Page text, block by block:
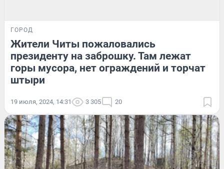
ГОРОД
Жители Читы пожаловались
президенту на заброшку. Там лежат
горы мусора, нет ограждений и торчат
штыри
19 июля, 2024, 14:31 3 305 20